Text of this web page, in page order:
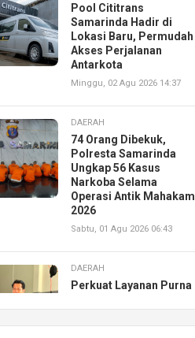
Pool Cititrans
Samarinda Hadir di
Lokasi Baru, Permudah
Akses Perjalanan
Antarkota
Minggu, 02 Agu 2026 14:37
DAERAH
74 Orang Dibekuk,
Polresta Samarinda
Ungkap 56 Kasus
Narkoba Selama
Operasi Antik Mahakam
2026
Sabtu, 01 Agu 2026 06:43
DAERAH
Perkuat Layanan Purna
Resmikan AHASS